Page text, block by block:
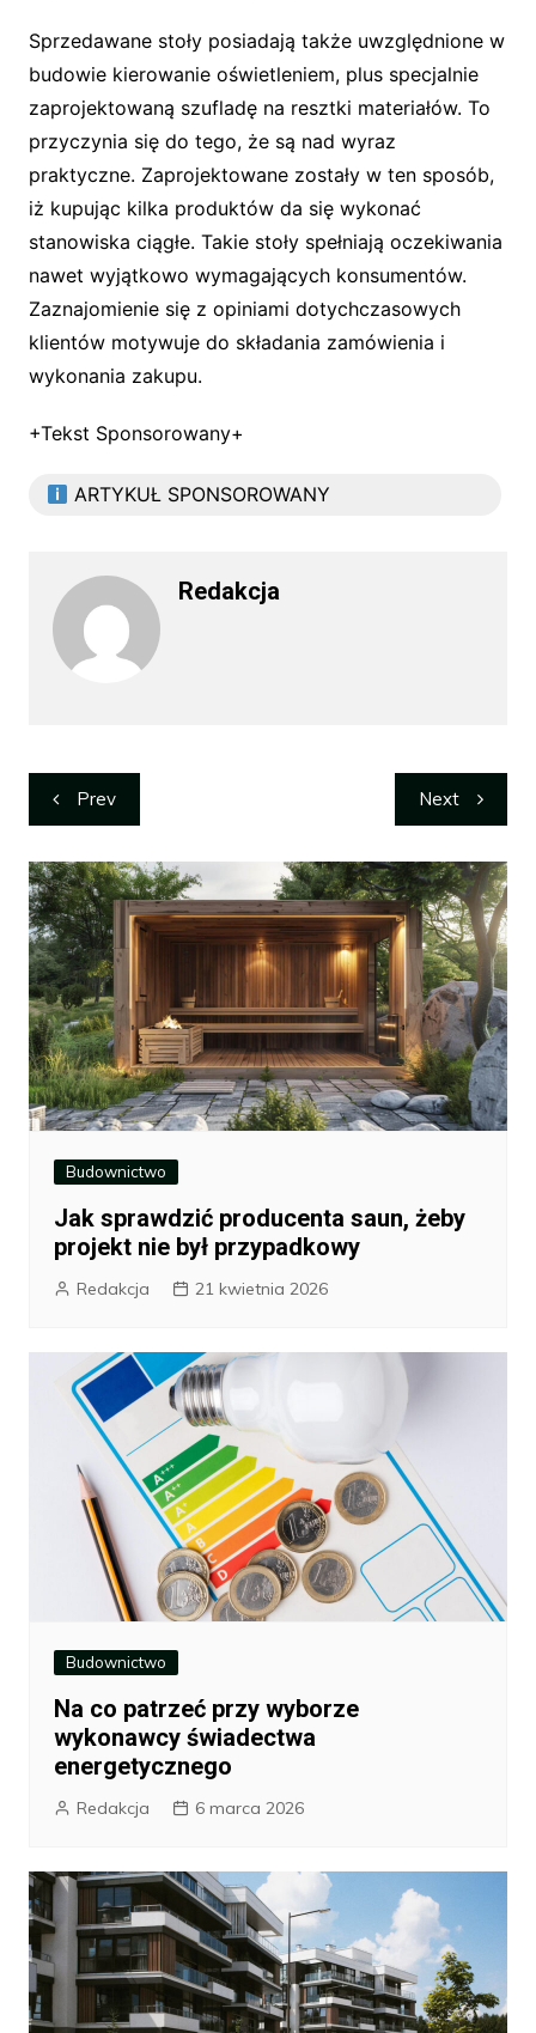
Sprzedawane stoły posiadają także uwzględnione w
budowie kierowanie oświetleniem, plus specjalnie
zaprojektowaną szufladę na resztki materiałów. To
przyczynia się do tego, że są nad wyraz
praktyczne. Zaprojektowane zostały w ten sposób,
iż kupując kilka produktów da się wykonać
stanowiska ciągłe. Takie stoły spełniają oczekiwania
nawet wyjątkowo wymagających konsumentów.
Zaznajomienie się z opiniami dotychczasowych
klientów motywuje do składania zamówienia i
wykonania zakupu.
+Tekst Sponsorowany+
ARTYKUŁ SPONSOROWANY
Redakcja
Nawigacja
wpisu
Prev Next
Budownictwo
Jak sprawdzić producenta saun, żeby
projekt nie był przypadkowy
Redakcja 21 kwietnia 2026
Budownictwo
Na co patrzeć przy wyborze
wykonawcy świadectwa
energetycznego
Redakcja 6 marca 2026